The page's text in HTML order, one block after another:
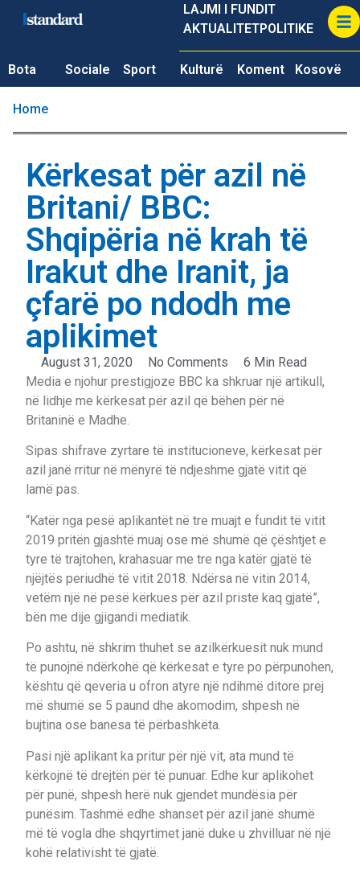
LAJMI I FUNDIT
AKTUALITETPOLITIKE
Bota Sociale Sport Kulturë Koment Kosovë
Home
Kërkesat për azil në
Britani/ BBC:
Shqipëria në krah të
Irakut dhe Iranit, ja
çfarë po ndodh me
aplikimet
August 31, 2020 No Comments
6 Min Read
Media e njohur prestigjoze BBC ka shkruar një artikull,
në lidhje me kërkesat për azil që bëhen për në
Britaninë e Madhe.
Sipas shifrave zyrtare të institucioneve, kërkesat për
azil janë rritur në mënyrë të ndjeshme gjatë vitit që
lamë pas.
“Katër nga pesë aplikantët në tre muajt e fundit të vitit
2019 pritën gjashtë muaj ose më shumë që çështjet e
tyre të trajtohen, krahasuar me tre nga katër gjatë të
njëjtës periudhë të vitit 2018. Ndërsa në vitin 2014,
vetëm një në pesë kërkues për azil priste kaq gjatë”,
bën me dije gjigandi mediatik.
Po ashtu, në shkrim thuhet se azilkërkuesit nuk mund
të punojnë ndërkohë që kërkesat e tyre po përpunohen,
kështu që qeveria u ofron atyre një ndihmë ditore prej
më shumë se 5 paund dhe akomodim, shpesh në
bujtina ose banesa të përbashkëta.
Pasi një aplikant ka pritur për një vit, ata mund të
kërkojnë të drejtën për të punuar. Edhe kur aplikohet
për punë, shpesh herë nuk gjendet mundësia për
punësim. Tashmë edhe shanset për azil janë shumë
më të vogla dhe shqyrtimet janë duke u zhvilluar në një
kohë relativisht të gjatë.